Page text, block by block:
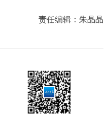
责任编辑：朱晶晶